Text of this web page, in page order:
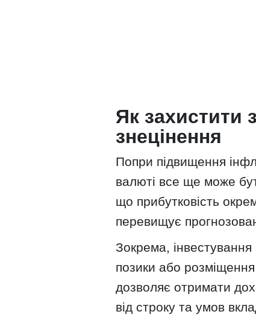
Як захистити
знецінення
Попри підвищення
валюті все ще може
що прибутковість
перевищує
Зокрема, інвестування
позики або
дозволяє отримати
від строку та умов